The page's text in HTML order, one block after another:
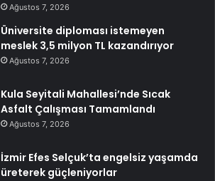
Ağustos 7, 2026
Üniversite diploması istemeyen
meslek 3,5 milyon TL kazandırıyor
Ağustos 7, 2026
Kula Seyitali Mahallesi’nde Sıcak
Asfalt Çalışması Tamamlandı
Ağustos 7, 2026
İzmir Efes Selçuk’ta engelsiz yaşamda
üreterek güçleniyorlar